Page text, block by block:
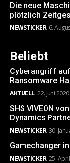
Die neue
plötzlich
NEWSTICKER 6.
Beliebt
Cyberangriff
Ransomware
AKTUELL 22. Juni 2020
SHS VIVEON
Dynamics
NEWSTICKER 30.
Gamechanger
NEWSTICKER 25.